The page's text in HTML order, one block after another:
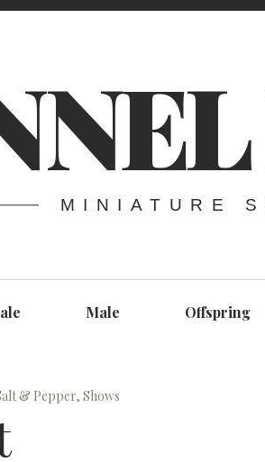
MINIATURE
Male Offspring
& Pepper, Shows